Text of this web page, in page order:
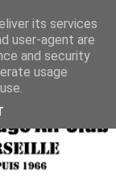
its services
user-agent are
and security
usage